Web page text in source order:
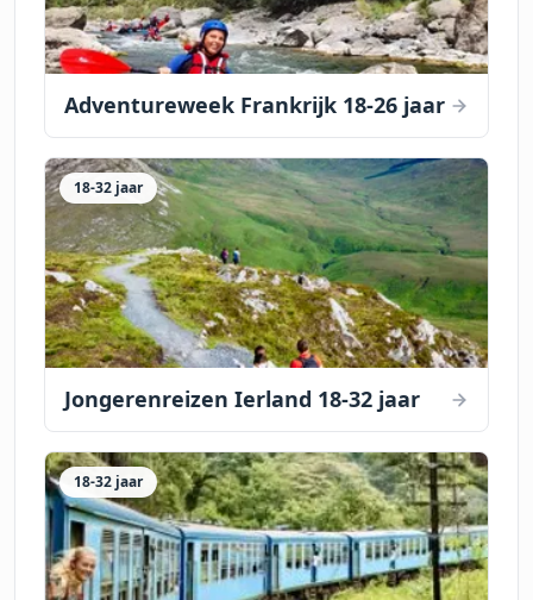
Adventureweek Frankrijk 18-26 jaar
18-32 jaar
Jongerenreizen Ierland 18-32 jaar
18-32 jaar